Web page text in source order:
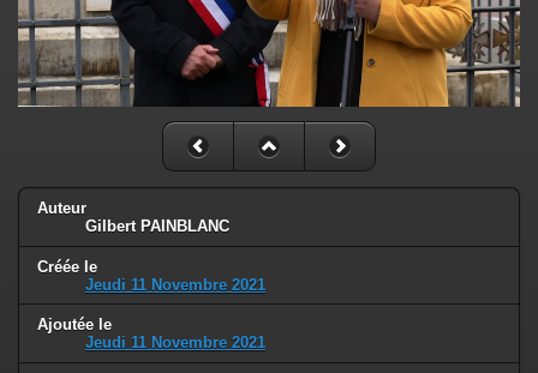
Auteur
Gilbert PAINBLANC
Créée le
Jeudi 11 Novembre 2021
Ajoutée le
Jeudi 11 Novembre 2021